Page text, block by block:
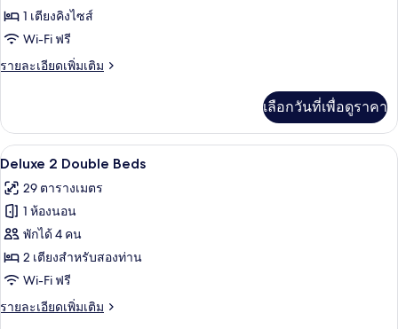
พัก
Deluxe
King
1 เตียงคิงไซส์
Wi-Fi ฟรี
รายละเอียดเพิ่มเติม
ราย
เกี่ยว
กับ
Deluxe
Bed
เลือกวันที่เพื่อดูราคา
เปิด
ภาพถ่าย
ทั้งหมด
ของ
Deluxe
2
Double
Beds
Deluxe 2 Double Beds | เครื่องนอน
4
Deluxe 2 Double Beds
29 ตารางเมตร
1 ห้องนอน
พักได้ 4 คน
2 เตียงสำหรับสองท่าน
Wi-Fi ฟรี
รายละเอียดเพิ่มเติม
ราย